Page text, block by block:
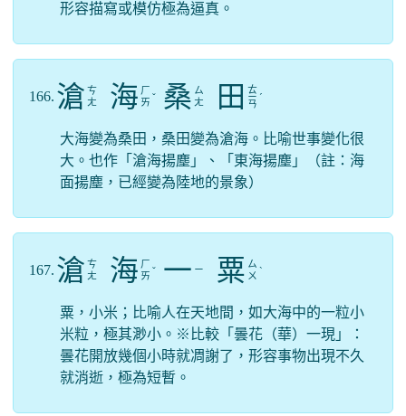
形容描寫或模仿極為逼真。
166. 滄 ㄘ
ㄤ
海 ㄏ
ㄞ ˇ 桑 ㄙ
ㄤ
田 ㄊ
ㄧ
ㄢ
ˊ
大海變為桑田，桑田變為滄海。比喻世事變化很
大。也作「滄海揚塵」、「東海揚塵」（註：海
面揚塵，已經變為陸地的景象）
167. 滄 ㄘ
ㄤ
海 ㄏ
ㄞ ˇ 一 ㄧ 粟 ㄙ
ㄨ ˋ
粟，小米；比喻人在天地間，如大海中的一粒小
米粒，極其渺小。※比較「曇花（華）一現」：
曇花開放幾個小時就凋謝了，形容事物出現不久
就消逝，極為短暫。